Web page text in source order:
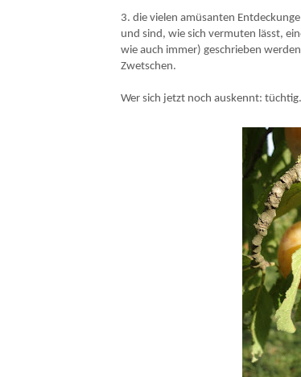
3. die vielen amüsanten
und sind, wie sich vermuten lässt,
wie auch immer) geschrieben
Zwetschen.
Wer sich jetzt noch auskennt: